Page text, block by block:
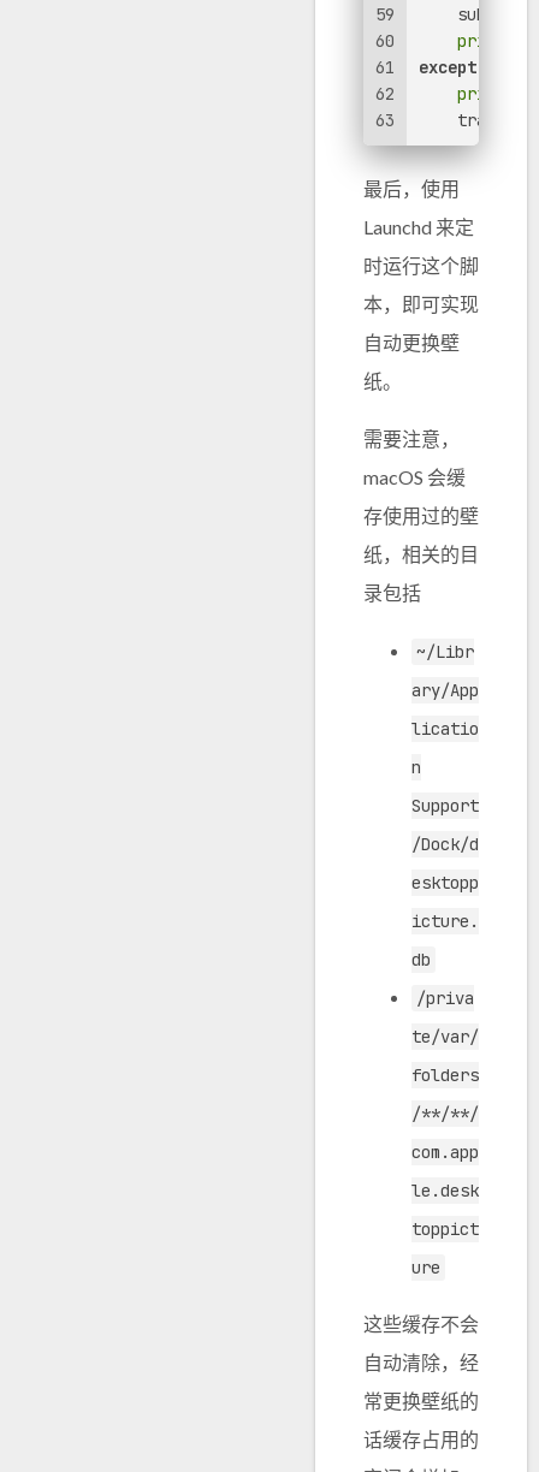
59
60
61
62
63
print
except
print
最后，使用
Launchd 来定
时运行这个脚
本，即可实现
自动更换壁
纸。
需要注意，
macOS 会缓
存使用过的壁
纸，相关的目
录包括
~/Libr
ary/App
licatio
n
Support
/Dock/d
esktopp
icture.
db
/priva
te/var/
folders
/**/**/
com.app
le.desk
toppict
ure
这些缓存不会
自动清除，经
常更换壁纸的
话缓存占用的